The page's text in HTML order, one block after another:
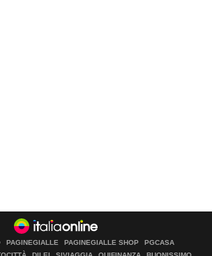
PAGINEGIALLE PAGINEGIALLE SHOP
PGCASA